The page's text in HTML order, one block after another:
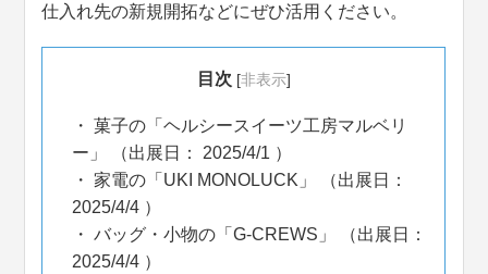
仕入れ先の新規開拓などにぜひ活用ください。
目次 [非表示]
菓子の「ヘルシースイーツ工房マルベリ
ー」 （出展日： 2025/4/1 ）
家電の「UKI MONOLUCK」 （出展日：
2025/4/4 ）
バッグ・小物の「G-CREWS」 （出展日：
2025/4/4 ）